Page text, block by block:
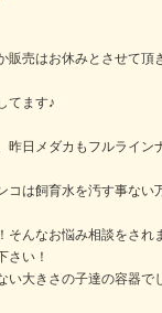
売はお休みとさせて頂
てます♪
昨日メダカもフルライン
コは飼育水を汚す事ない
そんなお悩み相談をされ
さい！
い大きさの子達の容器で